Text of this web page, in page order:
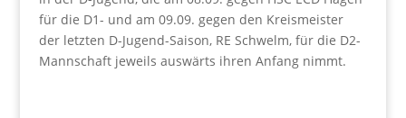
für die D1- und am 09.09. gegen den Kreismeister
der letzten D-Jugend-Saison, RE Schwelm, für die D2-
Mannschaft jeweils auswärts ihren Anfang nimmt.